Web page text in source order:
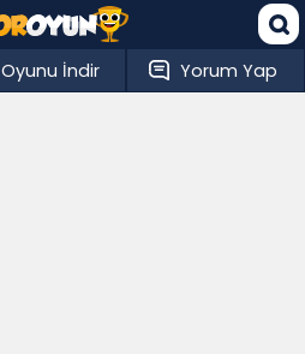
Oyunu İndir Yorum Yap